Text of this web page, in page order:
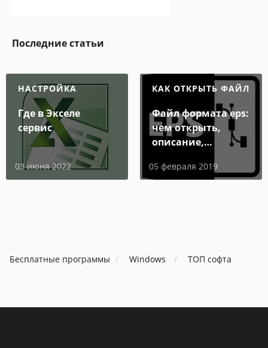
Сам себе программист -
авторская колонка Павла
27 мая 2021
В Google Play обнаружено
очередное приложение с
опасным вирусом
06 мая 2021
Бенчмарк AnTuTu
Последние статьи
НАСТРОЙКА
Где в Экселе
сервис
03 июня 2022
КАК ОТКРЫТЬ ФАЙЛ
Файл формата eps:
чем открыть,
описание,
05 февраля 2019
Бесплатные программы Windows ТОП софта